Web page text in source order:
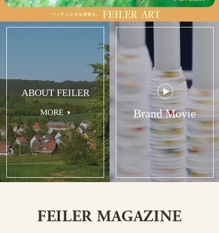
ABOUT FEILER
MORE Brand Movie
FEILER MAGAZINE